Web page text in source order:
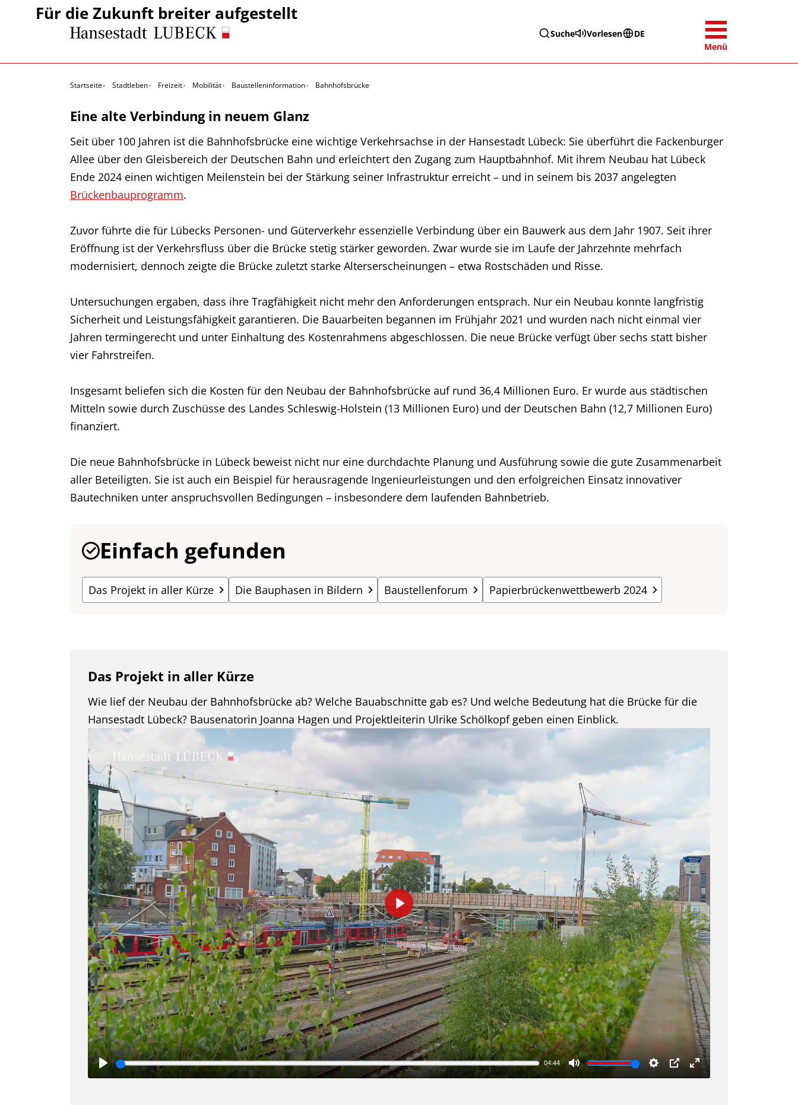
Suche Vorlesen
DE
Menü
Für die Zukunft breiter aufgestellt
Startseite Stadtleben Freizeit Mobilität Baustelleninformation Bahnhofsbrücke
Eine alte Verbindung in neuem Glanz
Seit über 100 Jahren ist die Bahnhofsbrücke eine wichtige Verkehrsachse in der Hansestadt Lübeck: Sie überführt die Fackenburger
Allee über den Gleisbereich der Deutschen Bahn und erleichtert den Zugang zum Hauptbahnhof. Mit ihrem Neubau hat Lübeck
Ende 2024 einen wichtigen Meilenstein bei der Stärkung seiner Infrastruktur erreicht – und in seinem bis 2037 angelegten
Brückenbauprogramm.
Zuvor führte die für Lübecks Personen- und Güterverkehr essenzielle Verbindung über ein Bauwerk aus dem Jahr 1907. Seit ihrer
Eröffnung ist der Verkehrsfluss über die Brücke stetig stärker geworden. Zwar wurde sie im Laufe der Jahrzehnte mehrfach
modernisiert, dennoch zeigte die Brücke zuletzt starke Alterserscheinungen – etwa Rostschäden und Risse.
Untersuchungen ergaben, dass ihre Tragfähigkeit nicht mehr den Anforderungen entsprach. Nur ein Neubau konnte langfristig
Sicherheit und Leistungsfähigkeit garantieren. Die Bauarbeiten begannen im Frühjahr 2021 und wurden nach nicht einmal vier
Jahren termingerecht und unter Einhaltung des Kostenrahmens abgeschlossen. Die neue Brücke verfügt über sechs statt bisher
vier Fahrstreifen.
Insgesamt beliefen sich die Kosten für den Neubau der Bahnhofsbrücke auf rund 36,4 Millionen Euro. Er wurde aus städtischen
Mitteln sowie durch Zuschüsse des Landes Schleswig-Holstein (13 Millionen Euro) und der Deutschen Bahn (12,7 Millionen Euro)
finanziert.
Die neue Bahnhofsbrücke in Lübeck beweist nicht nur eine durchdachte Planung und Ausführung sowie die gute Zusammenarbeit
aller Beteiligten. Sie ist auch ein Beispiel für herausragende Ingenieurleistungen und den erfolgreichen Einsatz innovativer
Bautechniken unter anspruchsvollen Bedingungen – insbesondere dem laufenden Bahnbetrieb.
Einfach gefunden
Das Projekt in aller Kürze Die Bauphasen in Bildern Baustellenforum Papierbrückenwettbewerb 2024
Das Projekt in aller Kürze
Wie lief der Neubau der Bahnhofsbrücke ab? Welche Bauabschnitte gab es? Und welche Bedeutung hat die Brücke für die
Hansestadt Lübeck? Bausenatorin Joanna Hagen und Projektleiterin Ulrike Schölkopf geben einen Einblick.